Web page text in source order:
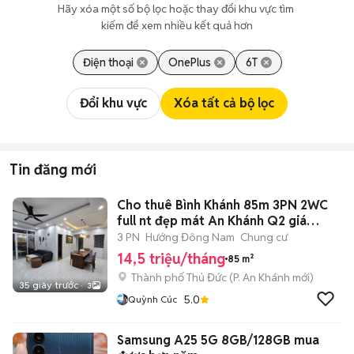
Hãy xóa một số bộ lọc hoặc thay đổi khu vực tìm
kiếm để xem nhiều kết quả hơn
Điện thoại OnePlus 6T
Đổi khu vực Xóa tất cả bộ lọc
Tin đăng mới
35 giây trước 3
Cho thuê Bình Khánh 85m 3PN 2WC
full nt đẹp mát An Khánh Q2 giá
14,5tr
3 PN Hướng Đông Nam Chung cư
14,5 triệu/tháng 85 m²
Thành phố Thủ Đức (P. An Khánh mới)
Quỳnh Cúc 5.0
Samsung A25 5G 8GB/128GB mua